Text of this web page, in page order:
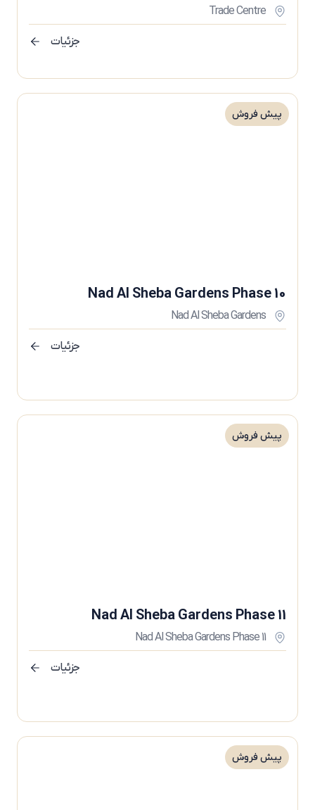
Trade Centre
جزئیات
پیش فروش
Nad Al Sheba Gardens Phase 10
Nad Al Sheba Gardens
جزئیات
پیش فروش
Nad Al Sheba Gardens Phase 11
Nad Al Sheba Gardens Phase 11
جزئیات
پیش فروش